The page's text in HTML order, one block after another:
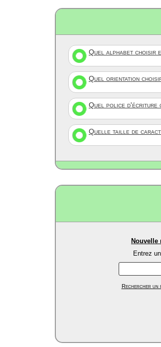
Quel alphabet choisir
Quel orientation
Quel police d'écriture
Quelle taille de
Nouvelle
Entrez
Rechercher un